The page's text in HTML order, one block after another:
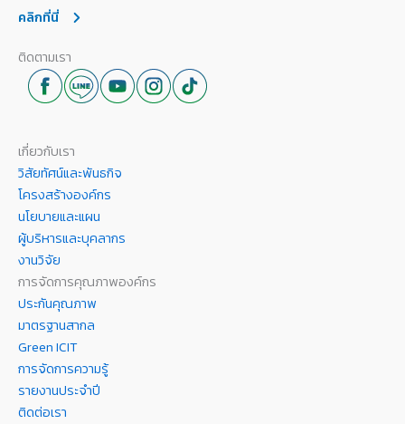
คลิกที่นี่
ติดตามเรา
เกี่ยวกับเรา
วิสัยทัศน์และพันธกิจ
โครงสร้างองค์กร
นโยบายและแผน
ผู้บริหารและบุคลากร
งานวิจัย
การจัดการคุณภาพองค์กร
ประกันคุณภาพ
มาตรฐานสากล
Green ICIT
การจัดการความรู้
รายงานประจำปี
ติดต่อเรา